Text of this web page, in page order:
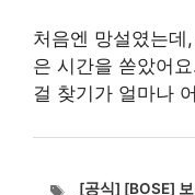
처음엔 망설였는
은 시간을 쏟았어
걸 찾기가 얼마나
태[공식] [BOSE]